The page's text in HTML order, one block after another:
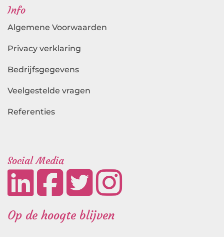
Info
Algemene Voorwaarden
Privacy verklaring
Bedrijfsgegevens
Veelgestelde vragen
Referenties
Social Media
Op de hoogte blijven